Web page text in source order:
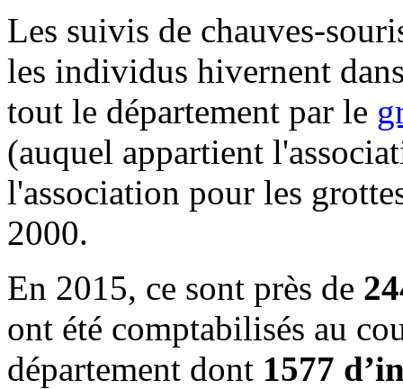
Les suivis de chauves-
les individus hivernent
tout le département par le
(auquel appartient
l'association pour les
2000.
En 2015, ce sont près de
ont été comptabilisés au
département dont 1577